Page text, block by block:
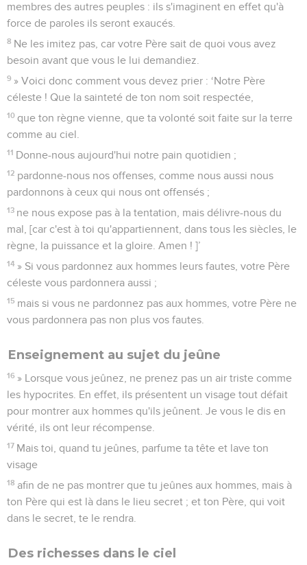
membres des autres peuples : ils s'imaginent en effet qu'à
force de paroles ils seront exaucés.
8 Ne les imitez pas, car votre Père sait de quoi vous avez
besoin avant que vous le lui demandiez.
9 » Voici donc comment vous devez prier : ‘Notre Père
céleste ! Que la sainteté de ton nom soit respectée,
10 que ton règne vienne, que ta volonté soit faite sur la terre
comme au ciel.
11 Donne-nous aujourd'hui notre pain quotidien ;
12 pardonne-nous nos offenses, comme nous aussi nous
pardonnons à ceux qui nous ont offensés ;
13 ne nous expose pas à la tentation, mais délivre-nous du
mal, [car c'est à toi qu'appartiennent, dans tous les siècles, le
règne, la puissance et la gloire. Amen ! ]’
14 » Si vous pardonnez aux hommes leurs fautes, votre Père
céleste vous pardonnera aussi ;
15 mais si vous ne pardonnez pas aux hommes, votre Père ne
vous pardonnera pas non plus vos fautes.
Enseignement au sujet du jeûne
16 » Lorsque vous jeûnez, ne prenez pas un air triste comme
les hypocrites. En effet, ils présentent un visage tout défait
pour montrer aux hommes qu'ils jeûnent. Je vous le dis en
vérité, ils ont leur récompense.
17 Mais toi, quand tu jeûnes, parfume ta tête et lave ton
visage
18 afin de ne pas montrer que tu jeûnes aux hommes, mais à
ton Père qui est là dans le lieu secret ; et ton Père, qui voit
dans le secret, te le rendra.
Des richesses dans le ciel